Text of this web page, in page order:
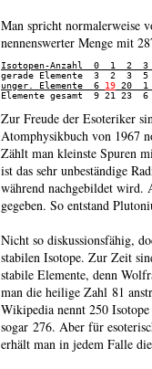
Man spricht normaler­weise
nennens­werter Menge mit
Isotopen-Anzahl  0  1  2
unger. Elemente  6 19 20
Elemente gesamt  9 21
Zur Freude der Esoteriker
Atom­physik­buch von 1967
Zählt man kleinste Spuren
ist das sehr unbestän­dige
während nachge­bildet wird.
gegeben. So entstand
Nicht so diskussionsfähig,
stabilen Isotope. Zur Zeit
stabile Elemente, denn
man die heilige Zahl 81
Wikipedia nennt 250
sogar 276. Aber für
erhält man in jedem Falle